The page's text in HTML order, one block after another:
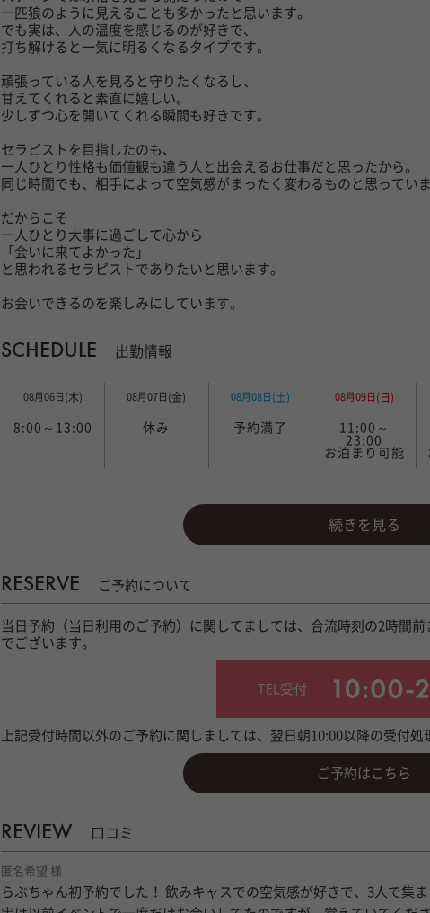
一匹狼のように見えることも多かったと思います。
でも実は、人の温度を感じるのが好きで、
打ち解けると一気に明るくなるタイプです。
頑張っている人を見ると守りたくなるし、
甘えてくれると素直に嬉しい。
少しずつ心を開いてくれる瞬間も好きです。
セラピストを目指したのも、
一人ひとり性格も価値観も違う人と出会えるお仕事だと思ったから。
同じ時間でも、相手によって空気感がまったく変わるものと思っていま
だからこそ
一人ひとり大事に過ごして心から
「会いに来てよかった」
と思われるセラピストでありたいと思います。
お会いできるのを楽しみにしています。
SCHEDULE 出勤情報
08月06日 (木)
8:00～13:00
08月07日 (金)
休み
08月08日 (土)
予約満了
08月09日 (日)
11:00～
23:00
お泊まり可能
続きを見る
RESERVE ご予約について
当日予約（当日利用のご予約）に関してましては、合流時刻の2時間
でございます。
上記受付時間以外のご予約に関しましては、翌日朝10:00以降の受付処
ご予約はこちら
REVIEW 口コミ
匿名希望 様
らぶちゃん初予約でした！ 飲みキャスでの空気感が好きで、3人で集